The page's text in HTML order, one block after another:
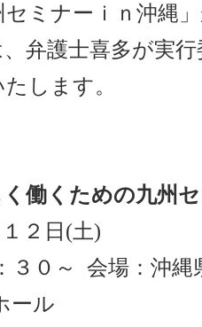
セミナーｉｎ沖縄
弁護士喜多が実
します。
働くための九州
２日(土)
３０～ 会場：沖
ール